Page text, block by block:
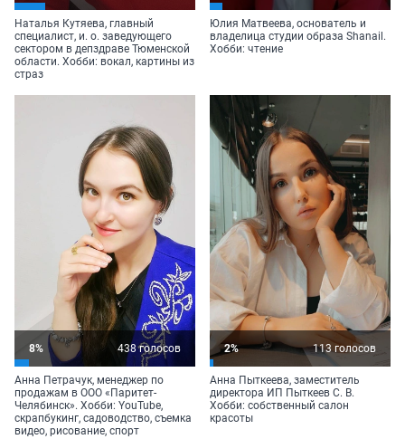
Наталья Кутяева, главный
специалист, и. о. заведующего
сектором в депздраве Тюменской
области. Хобби: вокал, картины из
страз
Юлия Матвеева, основатель и
владелица студии образа Shanail.
Хобби: чтение
8% 438 голосов
Анна Петрачук, менеджер по
продажам в ООО «Паритет-
Челябинск». Хобби: YouTube,
скрапбукинг, садоводство, съемка
видео, рисование, спорт
2% 113 голосов
Анна Пыткеева, заместитель
директора ИП Пыткеев С. В.
Хобби: собственный салон
красоты